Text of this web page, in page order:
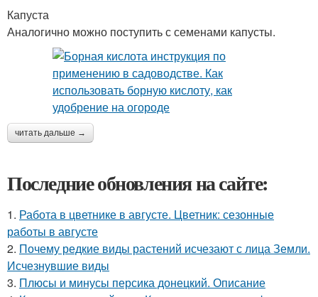
Капуста
Аналогично можно поступить с семенами капусты.
читать дальше →
Последние обновления на сайте:
1. Работа в цветнике в августе. Цветник: сезонные
работы в августе
2. Почему редкие виды растений исчезают с лица Земли.
Исчезнувшие виды
3. Плюсы и минусы персика донецкий. Описание